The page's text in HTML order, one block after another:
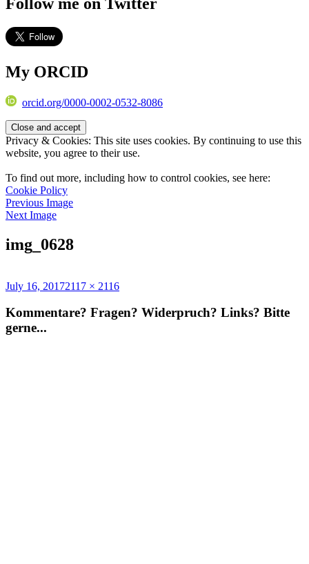
My ORCID
orcid.org/0000-0002-0532-8086
Privacy & Cookies: This site uses cookies. By continuing to use this
website, you agree to their use.
To find out more, including how to control cookies, see here:
Cookie Policy
Previous Image
Next Image
img_0628
Posted
July 16, 2017Full
2117 × 2116
Kommentare? Fragen? Widerpruch? Links? Bitte
gerne...